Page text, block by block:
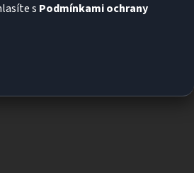
s Podmínkami ochrany